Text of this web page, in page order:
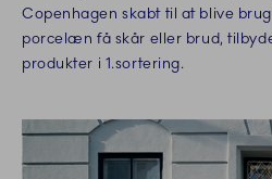
Copenhagen skabt til at blive
porcelæn få skår eller brud,
produkter i 1.sortering.